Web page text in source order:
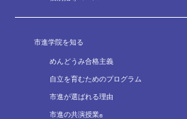
揮できるよう、毎年、研究と開発
家庭学習専用教材
授業内容をより効率的に定着さ
用教材「ホームタスク」を使用し
ク」は、授業の類題となっており
んと実施することで、授業内容
集中して学習できると大変好評で
ご家庭へのご連絡
中学受験ハンドブ
合格体験記など
市進学院を知る
めんどうみ合格主義
自立を育むためのプログラム
市進が選ばれる理由
市進の共演授業®